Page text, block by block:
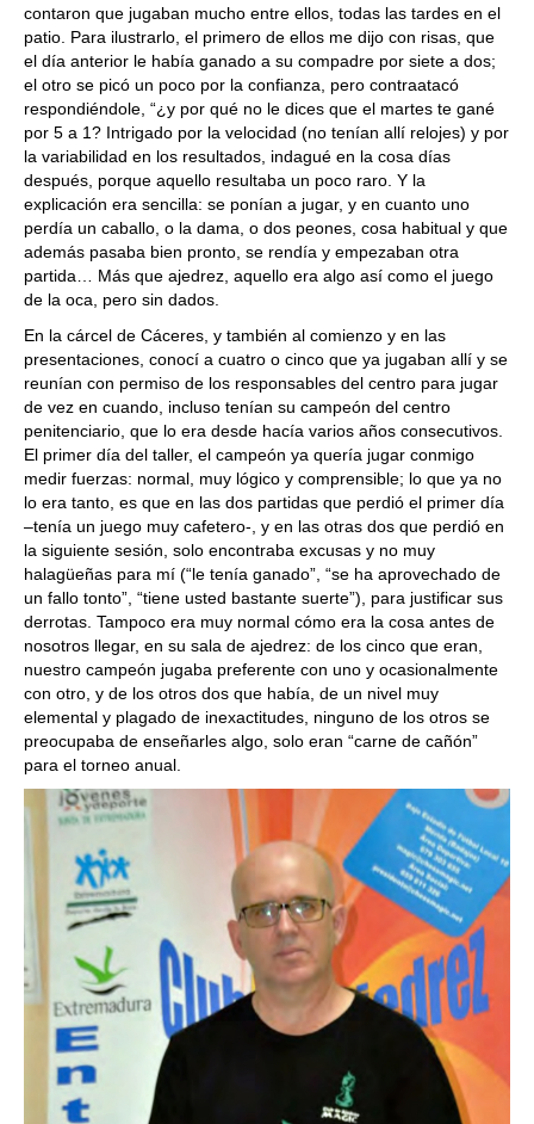
contaron que jugaban mucho entre ellos, todas las tardes en el
patio. Para ilustrarlo, el primero de ellos me dijo con risas, que
el día anterior le había ganado a su compadre por siete a dos;
el otro se picó un poco por la confianza, pero contraatacó
respondiéndole, “¿y por qué no le dices que el martes te gané
por 5 a 1? Intrigado por la velocidad (no tenían allí relojes) y por
la variabilidad en los resultados, indagué en la cosa días
después, porque aquello resultaba un poco raro. Y la
explicación era sencilla: se ponían a jugar, y en cuanto uno
perdía un caballo, o la dama, o dos peones, cosa habitual y que
además pasaba bien pronto, se rendía y empezaban otra
partida… Más que ajedrez, aquello era algo así como el juego
de la oca, pero sin dados.
En la cárcel de Cáceres, y también al comienzo y en las
presentaciones, conocí a cuatro o cinco que ya jugaban allí y se
reunían con permiso de los responsables del centro para jugar
de vez en cuando, incluso tenían su campeón del centro
penitenciario, que lo era desde hacía varios años consecutivos.
El primer día del taller, el campeón ya quería jugar conmigo
medir fuerzas: normal, muy lógico y comprensible; lo que ya no
lo era tanto, es que en las dos partidas que perdió el primer día
–tenía un juego muy cafetero-, y en las otras dos que perdió en
la siguiente sesión, solo encontraba excusas y no muy
halagüeñas para mí (“le tenía ganado”, “se ha aprovechado de
un fallo tonto”, “tiene usted bastante suerte”), para justificar sus
derrotas. Tampoco era muy normal cómo era la cosa antes de
nosotros llegar, en su sala de ajedrez: de los cinco que eran,
nuestro campeón jugaba preferente con uno y ocasionalmente
con otro, y de los otros dos que había, de un nivel muy
elemental y plagado de inexactitudes, ninguno de los otros se
preocupaba de enseñarles algo, solo eran “carne de cañón”
para el torneo anual.